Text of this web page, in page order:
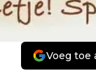
Voeg toe